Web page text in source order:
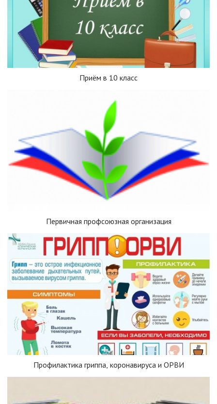
Приём в 10 класс
Первичная профсоюзная организация
Профилактика гриппа, коронавируса и ОРВИ